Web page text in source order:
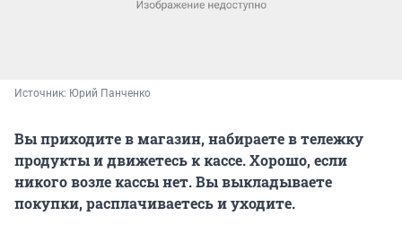
Источник: Юрий Панченко
Вы приходите в магазин, набираете в тележку
продукты и движетесь к кассе. Хорошо, если
никого возле кассы нет. Вы выкладываете
покупки, расплачиваетесь и уходите.